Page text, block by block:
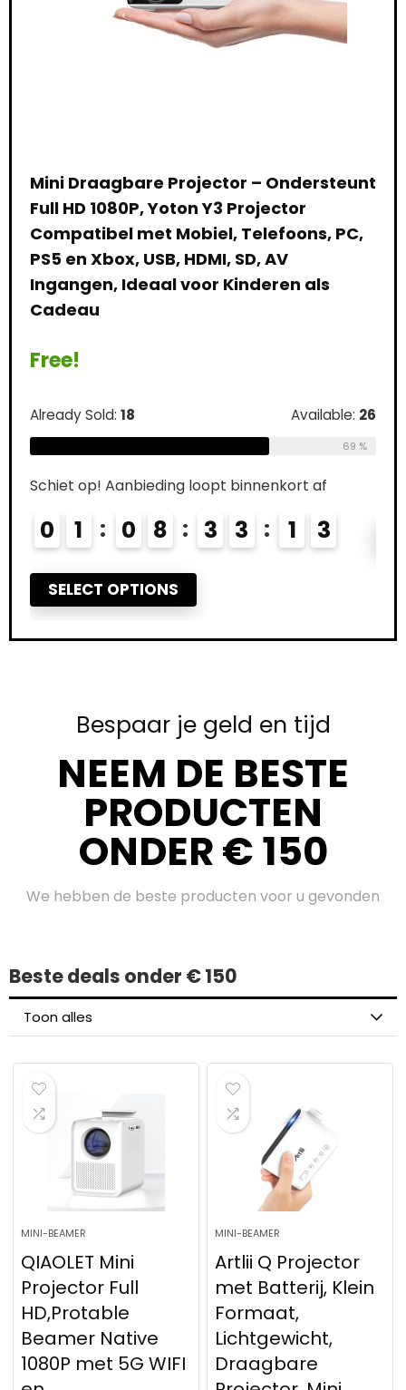
Mini Draagbare Projector – Ondersteunt
Full HD 1080P, Yoton Y3 Projector
Compatibel met Mobiel, Telefoons, PC,
PS5 en Xbox, USB, HDMI, SD, AV
Ingangen, Ideaal voor Kinderen als
Cadeau
Free!
Already Sold: 18 Available: 26
69 %
Schiet op! Aanbieding loopt binnenkort af
0 1 0 8 3 3 1
2
SELECT OPTIONS
Bespaar je geld en tijd
NEEM DE BESTE
PRODUCTEN
ONDER € 150
We hebben de beste producten voor u gevonden
Beste deals onder € 150
Toon alles
MINI-BEAMER
QIAOLET Mini
Projector Full
HD,Protable
Beamer Native
1080P met 5G WIFI
MINI-BEAMER
Artlii Q Projector
met Batterij, Klein
Formaat,
Lichtgewicht,
Draagbare